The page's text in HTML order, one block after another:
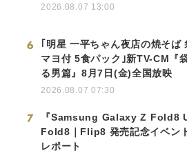
2026.08.07 13:00
6
｢明星 一平ちゃん夜店の焼そば
マヨ付 5食パック｣新TV-CM『
る男篇』8月7日(金)全国放映
2026.08.07 07:30
7
『Samsung Galaxy Z Fold8
Fold8｜Flip8 発売記念イベン
レポート